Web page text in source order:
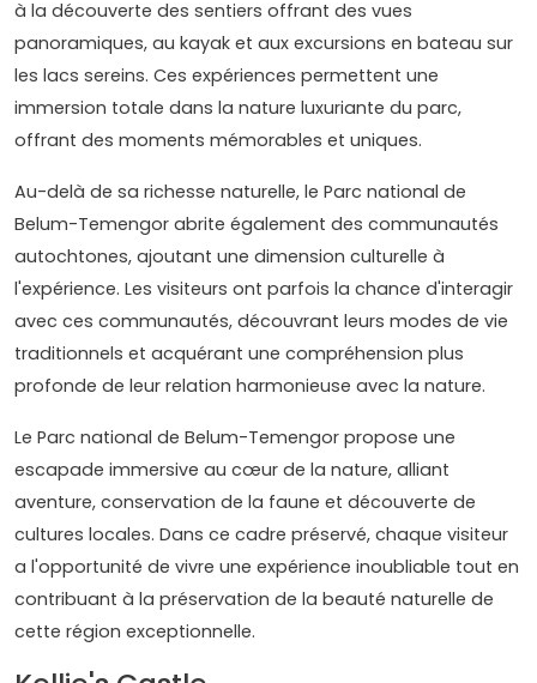
à la découverte des sentiers offrant des vues
panoramiques, au kayak et aux excursions en bateau sur
les lacs sereins. Ces expériences permettent une
immersion totale dans la nature luxuriante du parc,
offrant des moments mémorables et uniques.
Au-delà de sa richesse naturelle, le Parc national de
Belum-Temengor abrite également des communautés
autochtones, ajoutant une dimension culturelle à
l'expérience. Les visiteurs ont parfois la chance d'interagir
avec ces communautés, découvrant leurs modes de vie
traditionnels et acquérant une compréhension plus
profonde de leur relation harmonieuse avec la nature.
Le Parc national de Belum-Temengor propose une
escapade immersive au cœur de la nature, alliant
aventure, conservation de la faune et découverte de
cultures locales. Dans ce cadre préservé, chaque visiteur
a l'opportunité de vivre une expérience inoubliable tout en
contribuant à la préservation de la beauté naturelle de
cette région exceptionnelle.